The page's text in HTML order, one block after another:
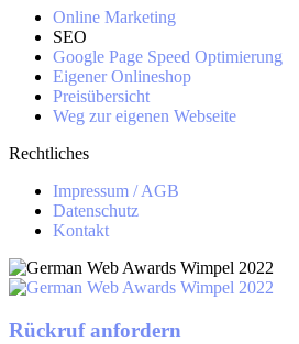
Online Marketing
SEO
Google Page Speed Optimierung
Eigener Onlineshop
Preisübersicht
Weg zur eigenen Webseite
Rechtliches
Impressum / AGB
Datenschutz
Kontakt
Rückruf anfordern